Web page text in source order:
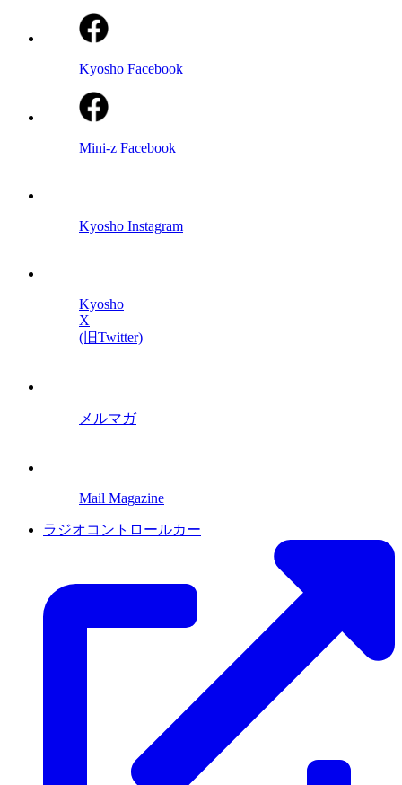
Kyosho Facebook
Mini-z Facebook
Kyosho Instagram
Kyosho
X
(旧Twitter)
メルマガ
Mail Magazine
ラジオコントロールカー